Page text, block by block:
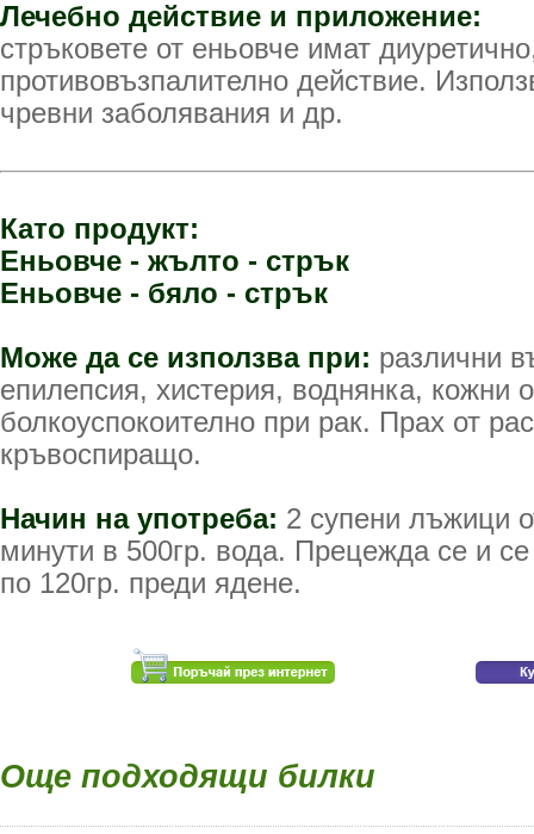
Лечебно действие и приложение:
стръковете от еньовче имат
противовъзпалително действие.
чревни заболявания и др.
Като продукт:
Еньовче - жълто - стрък
Еньовче - бяло - стрък
Може да се използва при: различни
епилепсия, хистерия, воднянка, кожни
болкоуспокоително при рак. Прах от
кръвоспиращо.
Начин на употреба: 2 супени лъжици
минути в 500гр. вода. Прецежда се и
по 120гр. преди ядене.
Още подходящи билки